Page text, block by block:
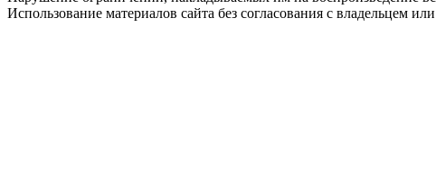
Использование материалов сайта без согласования с владельцем